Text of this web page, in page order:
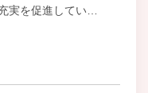
実を促進してい